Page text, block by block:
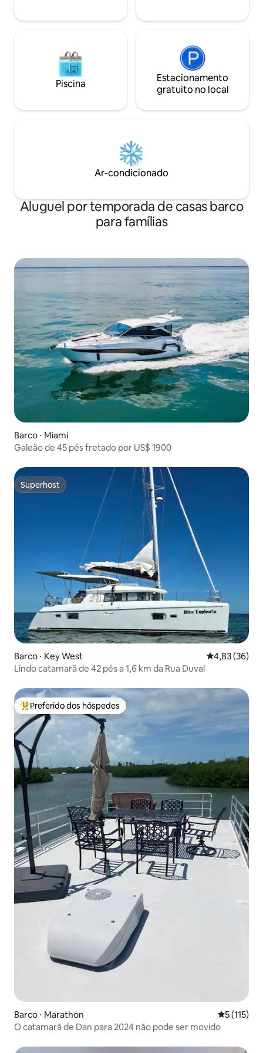
mas você pode levar comida,
Piscina
Estacionamento
gratuito no local
Ar-condicionado
Aluguel por temporada de casas barco
para famílias
Barco ⋅ Miami
Galeão de 45 pés fretado por US$ 1900
Superhost
Superhost
Barco ⋅ Key West 4,83 de uma
4,83 (36)
Lindo catamarã de 42 pés a 1,6 km da Rua Duval
Entre os melhores preferidos dos hóspedes
Preferido dos hóspedes
Barco ⋅ Marathon 5 de uma
5 (115)
O catamarã de Dan para 2024 não pode ser movido